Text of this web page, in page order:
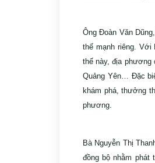
Ông Đoàn Văn
thế mạnh riêng. Với
thế này, địa phương
Quảng Yên… Đặc
khám phá, thưởng
phương.
Bà Nguyễn Thị
đồng bộ nhằm phát